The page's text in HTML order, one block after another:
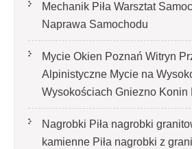
Mechanik Piła Warsztat
Naprawa Samochodu
Mycie Okien Poznań Witryn
Alpinistyczne Mycie na
Wysokościach Gniezno Konin
Nagrobki Piła nagrobki
kamienne Piła nagrobki z